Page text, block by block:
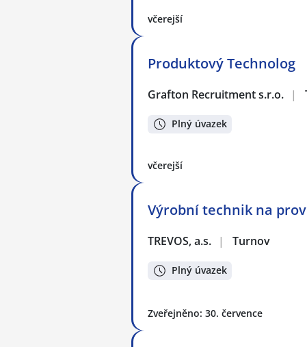
včerejší
Produktový Technolog
Grafton Recruitment s.r.o. |
Plný úvazek
včerejší
Výrobní technik na
TREVOS, a.s. | Turnov
Plný úvazek
Zveřejněno: 30. července